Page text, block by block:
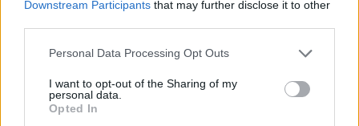
Downstream Participants that may further disclose it to other
Please note that this website/app uses one or more Google
not limited to your visit or usage behaviour. You may click to
grant or deny consent to Google and its third-party tags to
use your data for below specified purposes in below Google
Personal Data Processing Opt Outs
I want to opt-out of the Sharing of my
personal data.
Opted In
ETIQUETES:
Cultura